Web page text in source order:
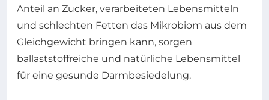
Anteil an Zucker, verarbeiteten Lebensmitteln
und schlechten Fetten das Mikrobiom aus dem
Gleichgewicht bringen kann, sorgen
ballaststoffreiche und natürliche Lebensmittel
für eine gesunde Darmbesiedelung.